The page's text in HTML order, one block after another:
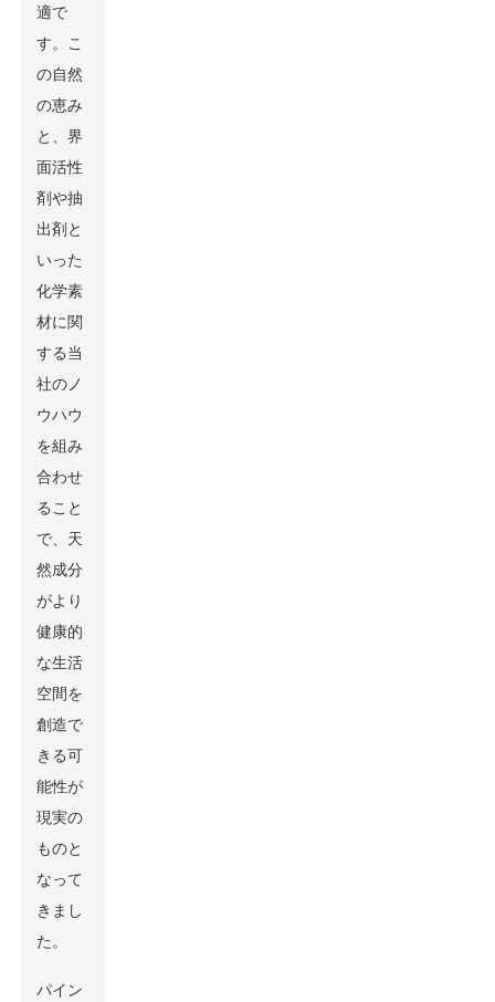
適で
す。こ
の自然
の恵み
と、界
面活性
剤や抽
出剤と
いった
化学素
材に関
する当
社のノ
ウハウ
を組み
合わせ
ること
で、天
然成分
がより
健康的
な生活
空間を
創造で
きる可
能性が
現実の
ものと
なって
きまし
た。
パイン